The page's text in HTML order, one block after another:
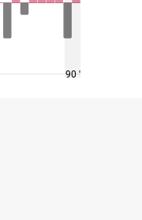
90 '